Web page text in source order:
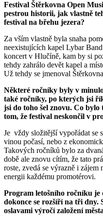
Festival Štěrkovna Open
pestrou historii, jak vlastně
festival na břehu jezera?
Za vším vlastně byla snaha
neexistujících kapel Lybar
koncert v Hlučíně, kam by si
tehdy zahrálo devět kapel a
Už tehdy se jmenoval
Některé ročníky byly v
také ročníky, po kterých jsi
jsi do toho šel znovu. Co
tom, že festival neskončil v
Je vždy složitější vypořádat se
vinou počasí, nebo z
Takových ročníků bylo za
době ale znovu cítím, že tato
roste, zvedá se výrazně i
energii každému promotérovi.
Program letošního ročníku je
dokonce se rozšíří na tři dny.
oslavami výročí založení